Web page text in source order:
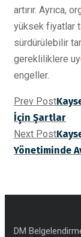
artırır. Ayrıca,
yüksek fiyatlar
sürdürülebilir
gerekliliklere
engeller.
Prev Post
İçin Şartlar
Next Post
Yönetiminde
DM